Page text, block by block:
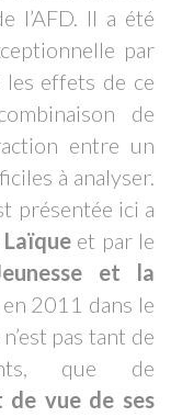
l’AFD. Il a été
par
les effets de ce
de
entre un
à analyser.
présentée ici a
et par le
et la
2011 dans le
pas tant de
que de
vue de ses